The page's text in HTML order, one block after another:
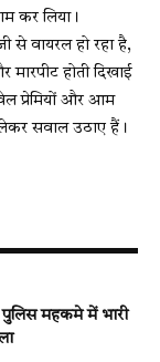
कर लिया।
से वायरल हो रहा है,
होती दिखाई
प्रेमियों और आम
लेकर सवाल उठाए हैं।
पुलिस महकमे में भारी